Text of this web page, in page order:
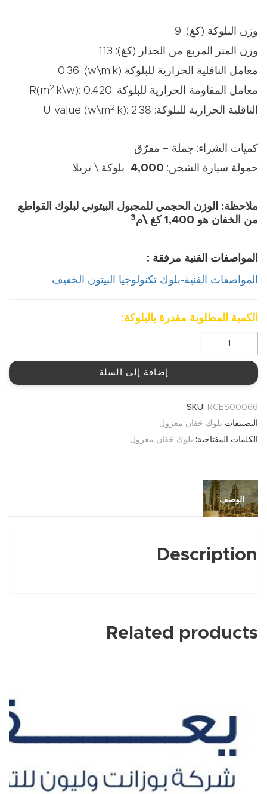
وزن البلوكة (كغ): 9
وزن المتر المربع من الجدار (كغ): 113
معامل الناقلية الحرارية للبلوكة (w\m.k): 0.36
معامل المقاومة الحرارية للبلوكة: R(m
2.k\w): 0.420
الناقلية الحرارية للبلوكة: U value (w\m
2.k): 2.38
كميات الشراء: جملة – مفرّق
حمولة سيارة الشحن: 4,000 بلوكة \ تريلا
ملاحظة: الوزن الحجمي للمجبول البيتوني لبلوك القواطع
من الخفان هو 1,400 كغ \م
3
المواصفات الفنية مرفقة :
المواصفات الفنية-بلوك تكنولوجيا البيتون الخفيف
الكمية المطلوبة مقدرة بالبلوكة:
إضافة إلى السلة
SKU: RCES00066
التصنيفات بلوك خفان معزول
الكلمات المفتاحية: بلوك خفان معزول
الوصف
Description
Related products